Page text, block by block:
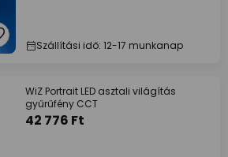
Szállítási idő: 12-17 munkanap
WiZ Portrait LED asztali világítás
gyűrűfény CCT
42 776 Ft